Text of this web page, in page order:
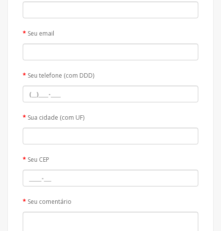
Seu email
Seu telefone (com DDD)
Sua cidade (com UF)
Seu CEP
Seu comentário